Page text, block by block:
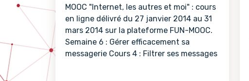
MOOC "Internet, les autres et moi" : cours
en ligne délivré du 27 janvier 2014 au 31
mars 2014 sur la plateforme FUN-MOOC.
Semaine 6 : Gérer efficacement sa
messagerie Cours 4 : Filtrer ses messages